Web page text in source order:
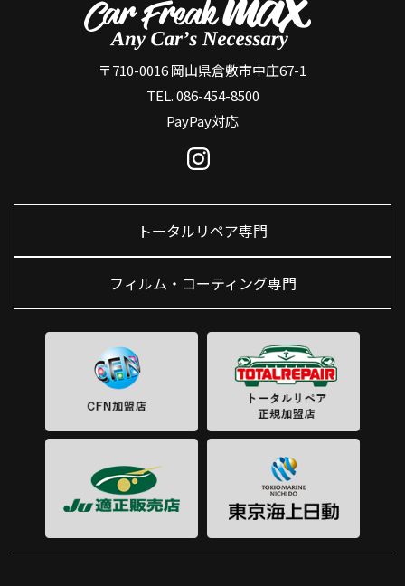
〒710-0016 岡山県倉敷市中庄67-1
TEL. 086-454-8500
PayPay対応
トータルリペア専門
フィルム・コーティング専門